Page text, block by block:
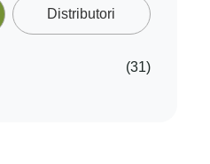
Distributori
(31)